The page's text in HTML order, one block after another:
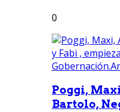
0
Poggi,
Bartolo,